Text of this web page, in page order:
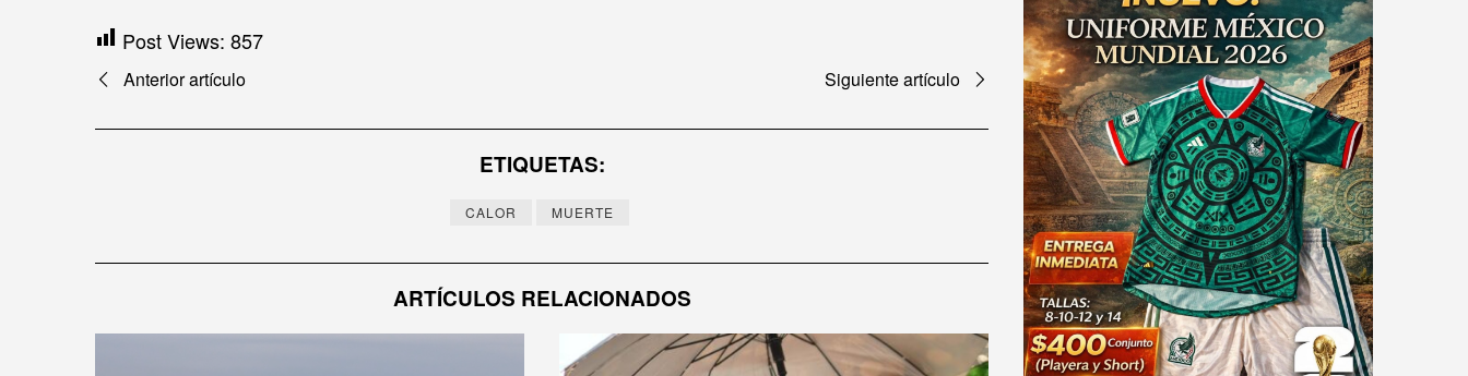
Post Views: 857
Navegación
de
Anterior artículo Siguiente artículo
ETIQUETAS:
CALOR MUERTE
ARTÍCULOS RELACIONADOS